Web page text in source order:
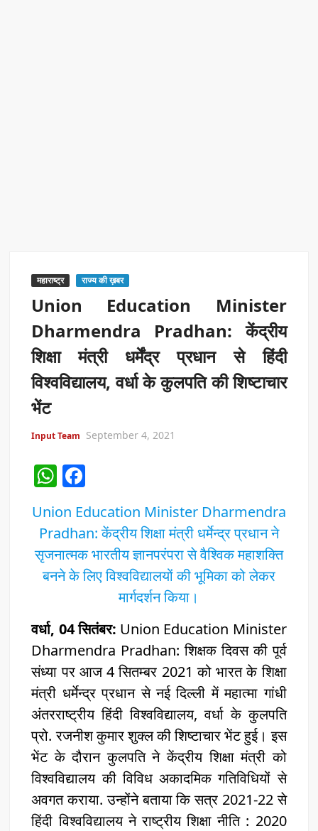
महाराष्ट्र राज्य की ख़बर
Union Education Minister
Dharmendra Pradhan: केंद्रीय
शिक्षा मंत्री धर्मेंद्र प्रधान से हिंदी
विश्वविद्यालय, वर्धा के कुलपति की शिष्टाचार
भेंट
Input Team September 4, 2021
W
at
s
A
p
a
c
e
b
o
k
Union Education Minister Dharmendra
Pradhan: केंद्रीय शिक्षा मंत्री धर्मेन्द्र प्रधान ने
सृजनात्मक भारतीय ज्ञानपरंपरा से वैश्विक महाशक्ति
बनने के लिए विश्वविद्यालयों की भूमिका को लेकर
मार्गदर्शन किया।
वर्धा, 04 सितंबर: Union Education Minister
Dharmendra Pradhan: शिक्षक दिवस की पूर्व
संध्या पर आज 4 सितम्बर 2021 को भारत के शिक्षा
मंत्री धर्मेन्द्र प्रधान से नई दिल्ली में महात्मा गांधी
अंतरराष्ट्रीय हिंदी विश्वविद्यालय, वर्धा के कुलपति
प्रो. रजनीश कुमार शुक्ल की शिष्टाचार भेंट हुई। इस
भेंट के दौरान कुलपति ने केंद्रीय शिक्षा मंत्री को
विश्वविद्यालय की विविध अकादमिक गतिविधियों से
अवगत कराया. उन्होंने बताया कि सत्र 2021-22 से
हिंदी विश्वविद्यालय ने राष्ट्रीय शिक्षा नीति : 2020